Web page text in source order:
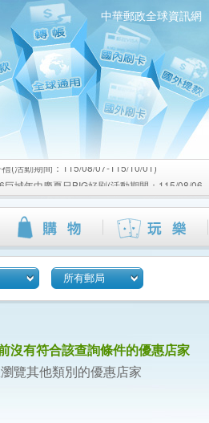
中華郵政全球資訊網
(活動期間：115/08/07-115/10/01)
巨城年中慶夏日BIG好刷(活動期間：115/08/06-
刷卡郵好禮(活動期間：115/08/06-115/09/02)
(活動期間：115/08/07-115/10/01)
城年中慶夏日BIG好刷(活動期間：115/08/06-
刷卡郵好禮(活動期間：115/08/06-115/09/02)
所有郵局
沒有符合該查詢條件的優惠店家
覽其他類別的優惠店家